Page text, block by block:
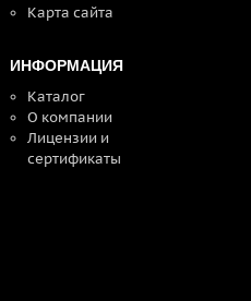
Карта сайта
ИНФОРМАЦИЯ
Каталог
О компании
Лицензии и
сертификаты